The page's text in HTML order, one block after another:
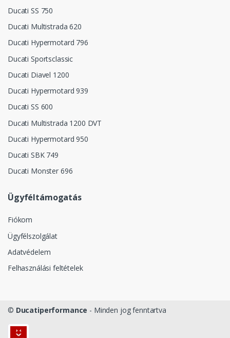
Ducati SS 750
Ducati Multistrada 620
Ducati Hypermotard 796
Ducati Sportsclassic
Ducati Diavel 1200
Ducati Hypermotard 939
Ducati SS 600
Ducati Multistrada 1200 DVT
Ducati Hypermotard 950
Ducati SBK 749
Ducati Monster 696
Ügyféltámogatás
Fiókom
Ügyfélszolgálat
Adatvédelem
Felhasználási feltételek
© Ducatiperformance - Minden jog fenntartva